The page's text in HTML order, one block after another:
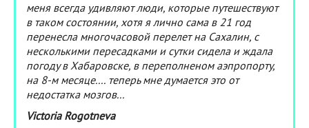
меня всегда удивляют люди, которые путешествуют
в таком состоянии, хотя я лично сама в 21 год
перенесла многочасовой перелет на Сахалин, с
несколькими пересадками и сутки сидела и ждала
погоду в Хабаровске, в переполненом аэпропорту,
на 8-м месяце.... теперь мне думается это от
недостатка мозгов...
Victoria Rogotneva